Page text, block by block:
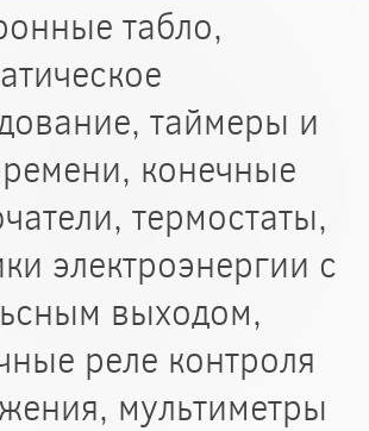
табло,
таймеры и
конечные
термостаты,
электроэнергии с
выходом,
реле контроля
мультиметры